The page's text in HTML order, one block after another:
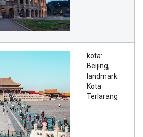
kota:
Beijing,
landmark:
Kota
Terlarang